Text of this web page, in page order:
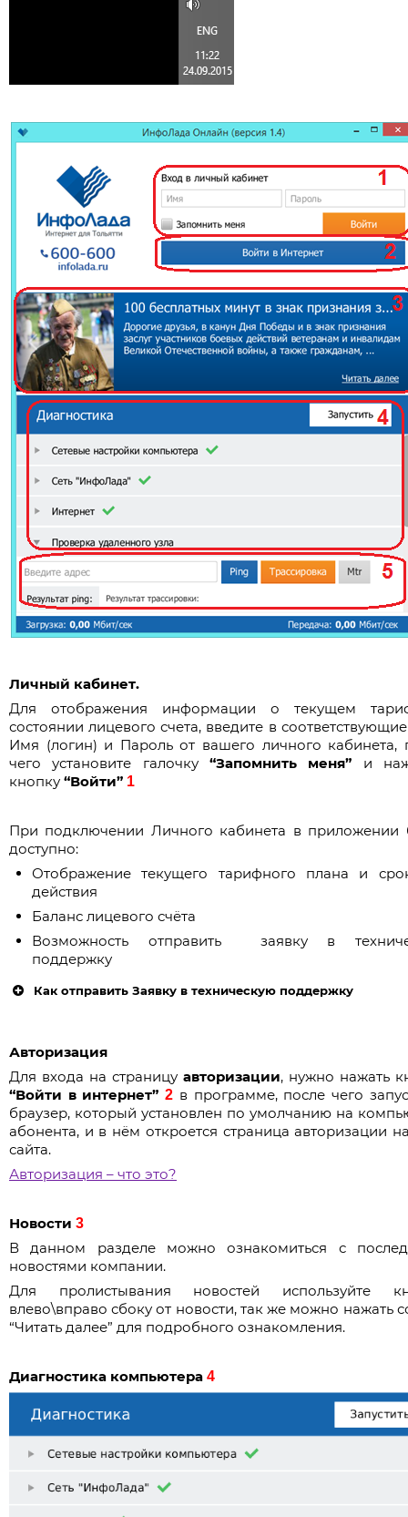
Далее необходимо
запустить скачанный файл
из папки
“загрузки”в
windows.
Для этого нужно кликнуть
по значкуМоего
компьютераилиЭтот
компьютери в левом меню
увидите расположение:
В папке“Загрузки”находим скачанный файл,
его правой кнопкой мыши и в выпавшем
выбираем“Запуск от имени администратора”.
Устанавливаем приложение, следуя подсказкам.
чего запускаем его через ярлык из меню Пуск –
отображается внизу в трее рядом с часами).
Важно!
Особенности установки в Windows:
При установке приложения Windows сообщит,
приложение не опознано.
Нажмите “Подробнее” и затем “Выполнить в
случае”
Личный кабинет.
Для отображения информации о текущем
состоянии лицевого счета, введите в
Имя (логин) и Пароль от вашего личного кабинета,
чего установите галочку“Запомнить меня” и
кнопку “Войти” 1
При подключении Личного кабинета в приложении
доступно:
Отображение текущего тарифного плана и
действия
Баланс лицевого счёта
Возможность отправить заявку в
поддержку
Как отправить Заявку в техническую поддержку
возможность отправки заявки в
поддержку.
Для отправки заявки необходимо войти в
кабинет, далее появится дополнительная
“Отправить заявку“, нажав которую
дополнительные поля для заполнения.
Авторизация
Для входа на страницу авторизации, нужно нажать
“Войти в интернет”2 в программе, после чего
браузер, который установлен по умолчанию на
абонента, и в нём откроется страница авторизации
сайта.
Авторизация – что это?
Новости 3
В данном разделе можно ознакомиться с
новостями компании.
Для пролистывания новостей используйте
влево\вправо сбоку от новости, так же можно нажать
“Читать далее” для подробного ознакомления.
Диагностика компьютера 4